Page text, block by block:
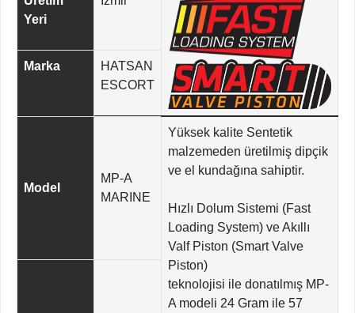
Yeri
Marka
HATSAN
ESCORT
Model
MP-A
MARINE
Yüksek kalite Sentetik
malzemeden üretilmiş dipçik
ve el kundağına sahiptir.
Hızlı Dolum Sistemi (Fast
Loading System) ve Akıllı
Valf Piston (Smart Valve
Piston)
teknolojisi ile donatılmış MP-
A modeli 24 Gram ile 57